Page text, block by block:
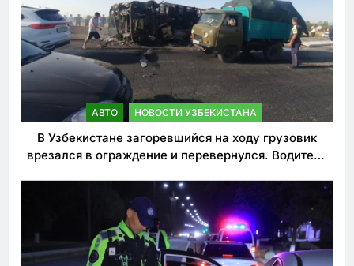
АВТО НОВОСТИ УЗБЕКИСТАНА
В Узбекистане загоревшийся на ходу грузовик
врезался в ограждение и перевернулся. Водитель